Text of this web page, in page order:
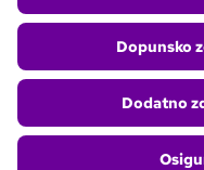
Dopunsko
Dodatno